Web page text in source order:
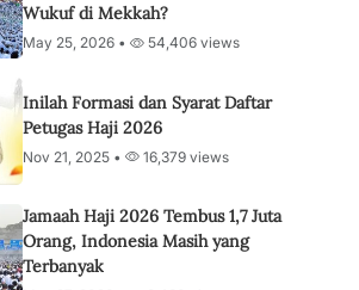
Wukuf di Mekkah?
May 25, 2026 • 54,406 views
Inilah Formasi dan Syarat Daftar
Petugas Haji 2026
Nov 21, 2025 • 16,379 views
Jamaah Haji 2026 Tembus 1,7 Juta
Orang, Indonesia Masih yang
Terbanyak